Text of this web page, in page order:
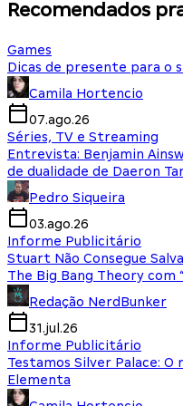
Recomendados
Games
Dicas de presente para o
Camila Hortencio
07.ago.26
Séries, TV e Streaming
Entrevista: Benjamin
de dualidade de Daeron
Pedro Siqueira
03.ago.26
Informe Publicitário
Stuart Não Consegue
The Big Bang Theory com
Redação NerdBunker
31.jul.26
Informe Publicitário
Testamos Silver Palace: O
Elementa